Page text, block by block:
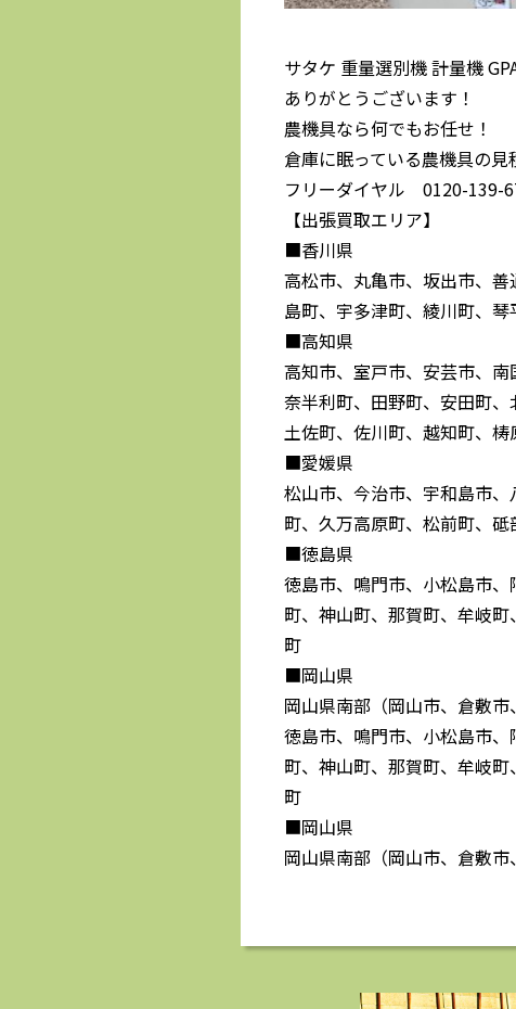
サタケ 重量選別機 計量機
ありがとうございます！
農機具なら何でもお任せ！
倉庫に眠っている農機具の見
フリーダイヤル 0120-139-
【出張買取エリア】
■香川県
高松市、丸亀市、坂出市、
島町、宇多津町、綾川町、
■高知県
高知市、室戸市、安芸市、
奈半利町、田野町、安田町
土佐町、佐川町、越知町、
■愛媛県
松山市、今治市、宇和島市
町、久万高原町、松前町、
■徳島県
徳島市、鳴門市、小松島市
町、神山町、那賀町、牟岐
町
■岡山県
岡山県南部（岡山市、倉敷
徳島市、鳴門市、小松島市
町、神山町、那賀町、牟岐
町
■岡山県
岡山県南部（岡山市、倉敷